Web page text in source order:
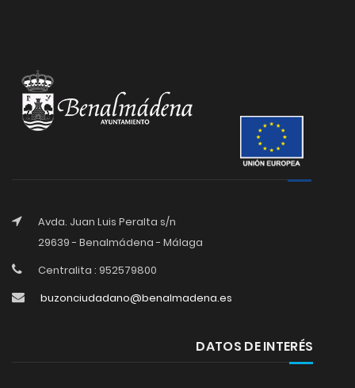
Avda. Juan Luis Peralta s/n
29639 - Benalmádena - Málaga
Centralita : 952579800
buzonciudadano@benalmadena.es
DATOS DE INTERÉS